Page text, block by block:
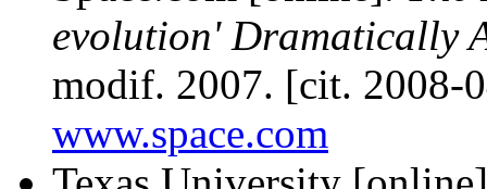
evolution' Dramatically
modif. 2007. [cit. 2008-
www.space.com